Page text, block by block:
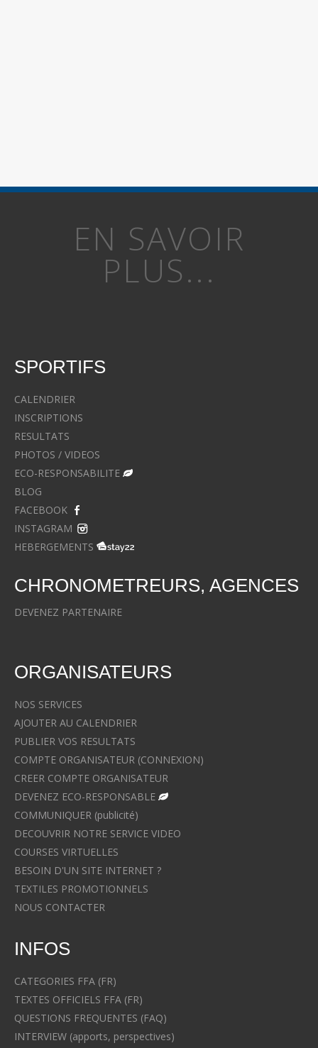
EN SAVOIR
PLUS...
SPORTIFS
CALENDRIER
INSCRIPTIONS
RESULTATS
PHOTOS / VIDEOS
ECO-RESPONSABILITE
BLOG
FACEBOOK
INSTAGRAM
HEBERGEMENTS
CHRONOMETREURS, AGENCES
DEVENEZ PARTENAIRE
ORGANISATEURS
NOS SERVICES
AJOUTER AU CALENDRIER
PUBLIER VOS RESULTATS
COMPTE ORGANISATEUR (CONNEXION)
CREER COMPTE ORGANISATEUR
DEVENEZ ECO-RESPONSABLE
COMMUNIQUER (publicité)
DECOUVRIR NOTRE SERVICE VIDEO
COURSES VIRTUELLES
BESOIN D'UN SITE INTERNET ?
TEXTILES PROMOTIONNELS
NOUS CONTACTER
INFOS
CATEGORIES FFA (FR)
TEXTES OFFICIELS FFA (FR)
QUESTIONS FREQUENTES (FAQ)
INTERVIEW (apports, perspectives)